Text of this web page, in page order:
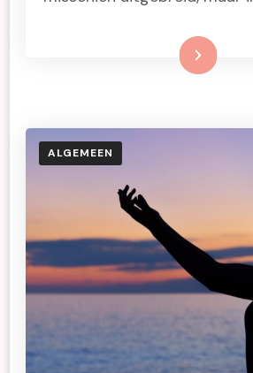
Lees meer
ALGEMEEN